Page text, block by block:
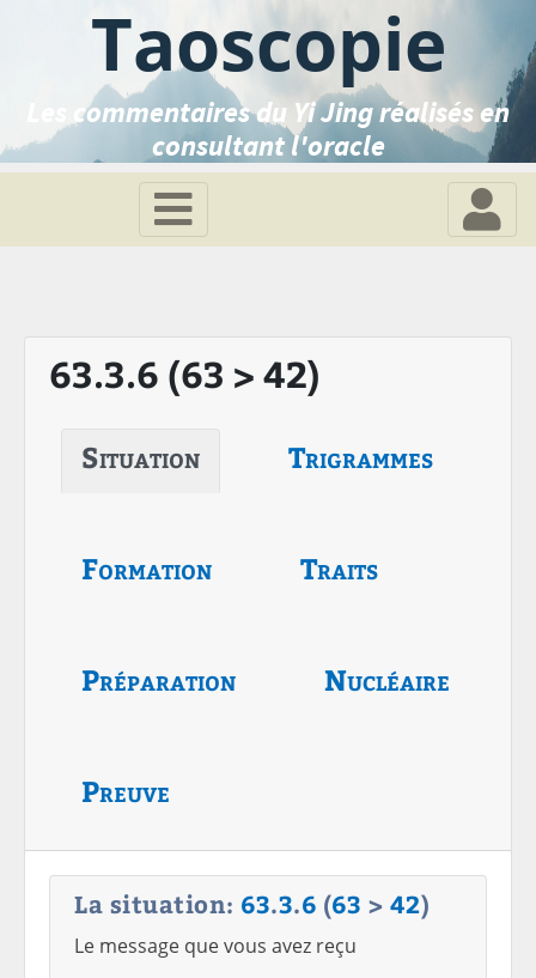
Taoscopie
Les commentaires du Yi Jing réalisés en
consultant l'oracle
63.3.6 (63 > 42)
Situation Trigrammes
Formation Traits
Préparation Nucléaire
Preuve
La situation: 63.3.6 (63 > 42)
Le message que vous avez reçu